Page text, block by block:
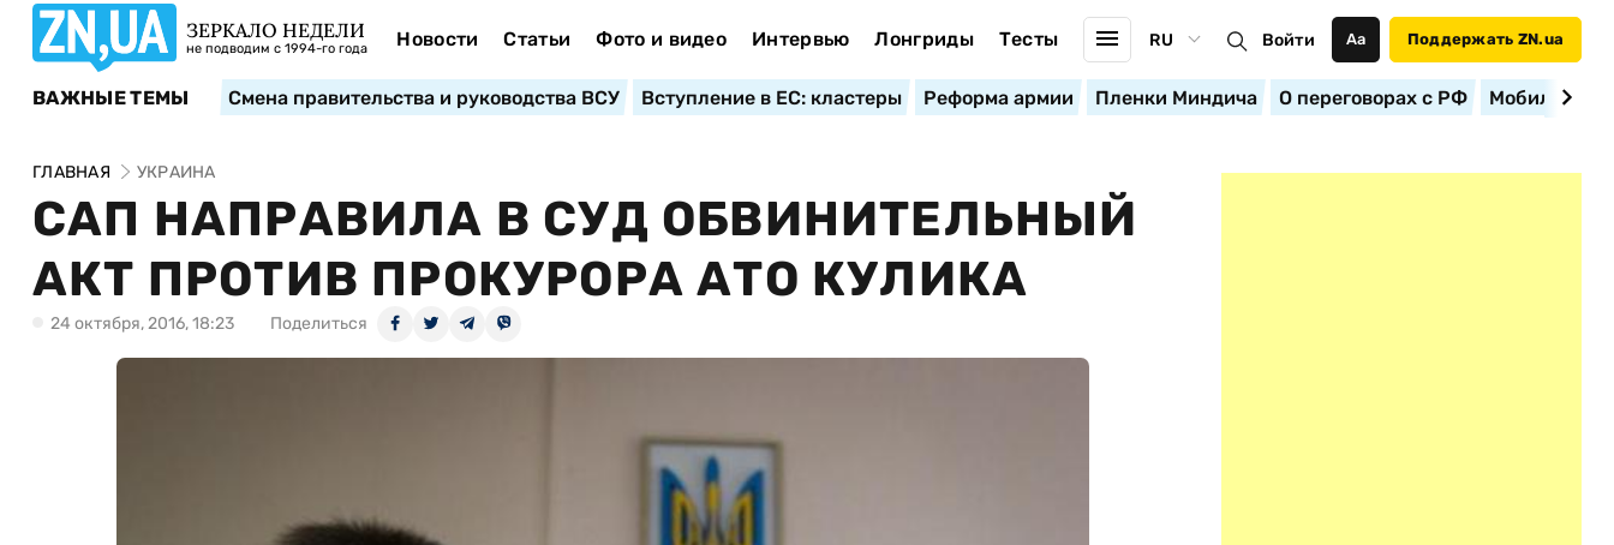
ЗЕРКАЛО НЕДЕЛИ
не подводим с 1994-го года Новости Статьи Фото и видео Интервью Лонгриды Тесты RU Войти Аа Поддержать ZN.ua
ВАЖНЫЕ ТЕМЫ Смена правительства и руководства ВСУ Вступление в ЕС: кластеры Реформа армии Пленки Миндича О переговорах с РФ
ГЛАВНАЯ УКРАИНА
САП НАПРАВИЛА В СУД ОБВИНИТЕЛЬНЫЙ
АКТ ПРОТИВ ПРОКУРОРА АТО КУЛИКА
24 октября, 2016, 18:23 Поделиться